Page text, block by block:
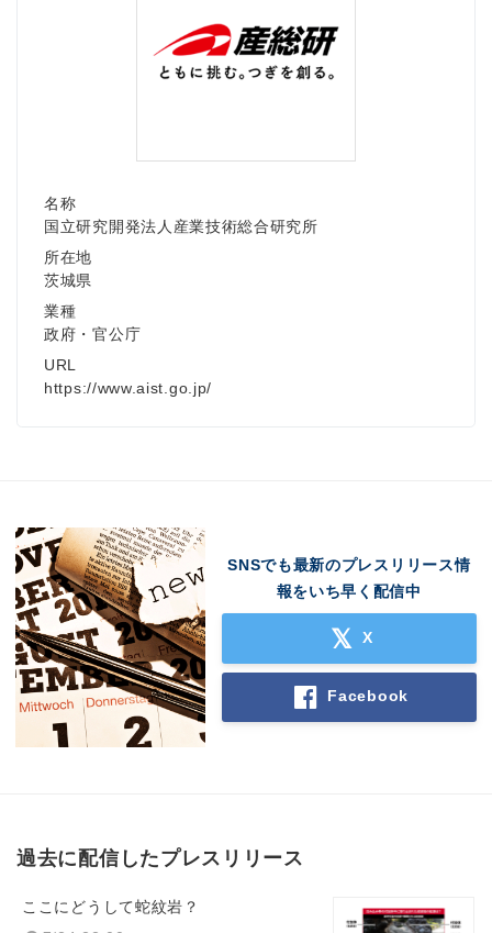
名称
国立研究開発法人産業技術総合研究所
所在地
茨城県
業種
政府・官公庁
URL
https://www.aist.go.jp/
SNSでも最新のプレスリリース情
報をいち早く配信中
X
Facebook
過去に配信したプレスリリース
ここにどうして蛇紋岩？